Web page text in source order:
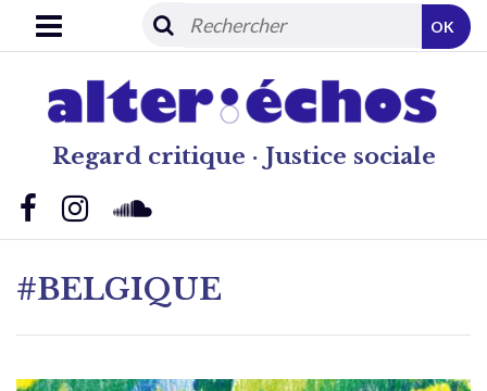
Regard critique · Justice sociale
OK
#BELGIQUE